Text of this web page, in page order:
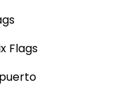
Flags